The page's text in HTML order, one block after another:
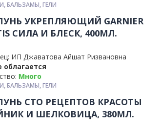
БАЛЬЗАМЫ, ГЕЛИ
УКРЕПЛЯЮЩИЙ GARNIER
СИЛА И БЛЕСК, 400МЛ.
ИП Джаватова Айшат Ризвановна
облагается
Много
БАЛЬЗАМЫ, ГЕЛИ
СТО РЕЦЕПТОВ КРАСОТЫ
И ШЕЛКОВИЦА, 380МЛ.